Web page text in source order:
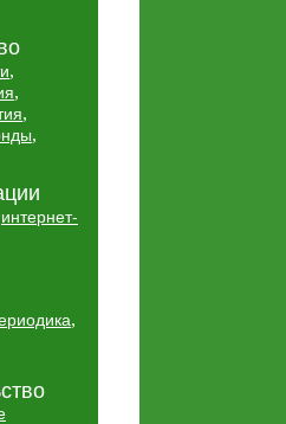
,
,
,
,
интернет-
,